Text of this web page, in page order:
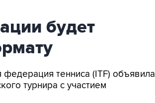
будет
тенниса (ITF) объявила
турнира с участием